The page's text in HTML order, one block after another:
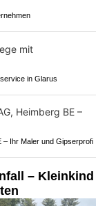
in Glarus
– Ihr Maler und Gipserprofi
– Kleinkind